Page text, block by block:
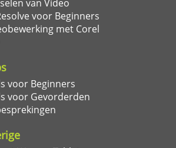
van Video
voor Beginners
met Corel
voor Beginners
voor Gevorderden